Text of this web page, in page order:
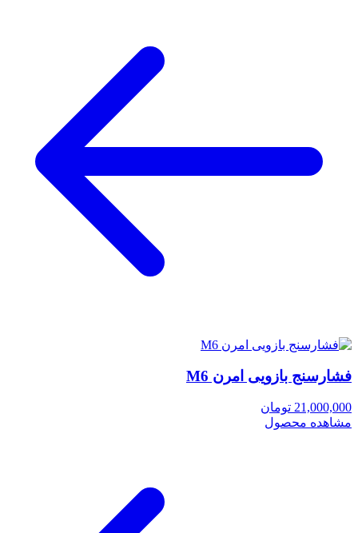
فشارسنج بازویی امرن M6
21,000,000 تومان
مشاهده محصول